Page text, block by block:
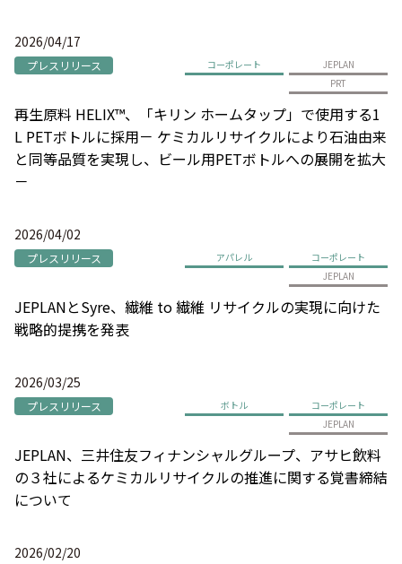
2026/04/17
プレスリリース コーポレート
JEPLAN
PRT
再生原料 HELIX™、「キリン ホームタップ」で使用する1
L PETボトルに採用－ ケミカルリサイクルにより石油由来
と同等品質を実現し、ビール用PETボトルへの展開を拡大
－
2026/04/02
プレスリリース アパレル
コーポレート
JEPLAN
JEPLANとSyre、繊維 to 繊維 リサイクルの実現に向けた
戦略的提携を発表
2026/03/25
プレスリリース ボトル
コーポレート
JEPLAN
JEPLAN、三井住友フィナンシャルグループ、アサヒ飲料
の３社によるケミカルリサイクルの推進に関する覚書締結
について
2026/02/20